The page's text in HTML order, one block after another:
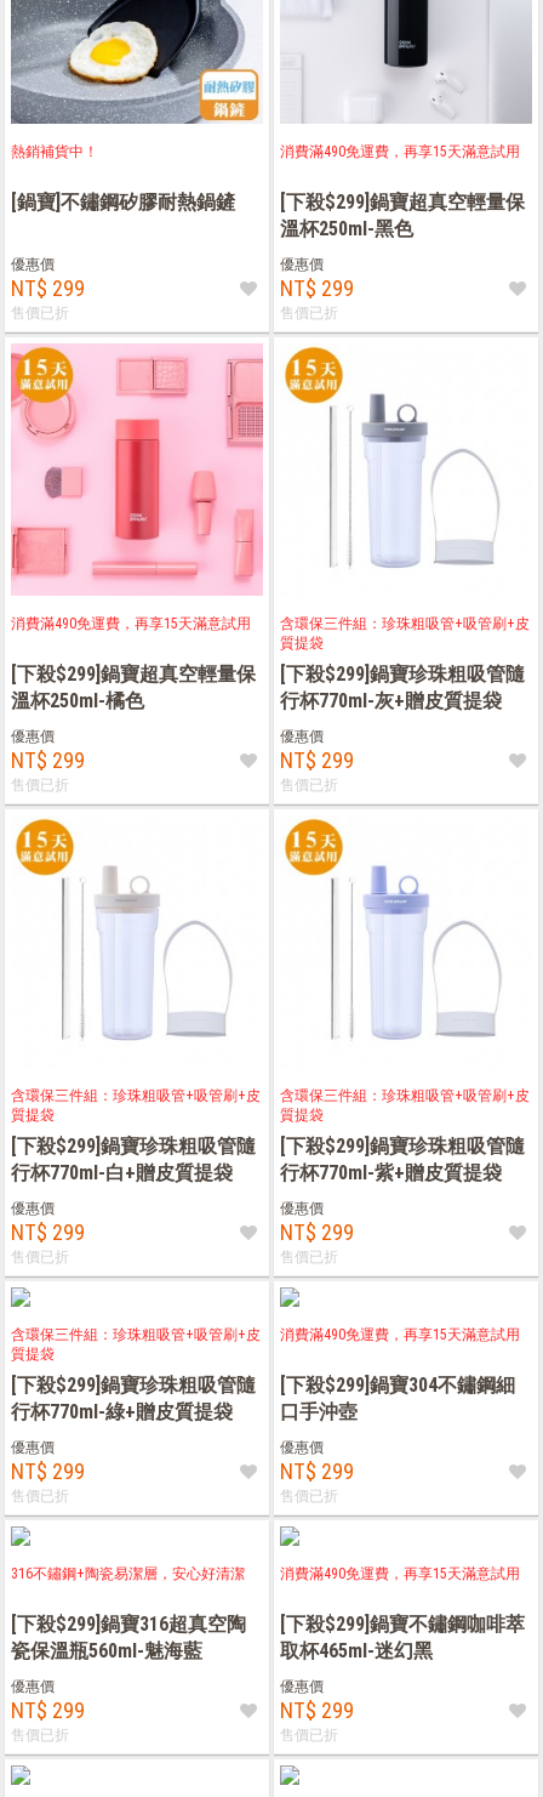
熱銷補貨中！
[鍋寶]不鏽鋼矽膠耐熱鍋鏟
優惠價
NT$ 299
售價已折
消費滿490免運費，再享15天滿意試用
[下殺$299]鍋寶超真空輕量保
溫杯250ml-黑色
優惠價
NT$ 299
售價已折
消費滿490免運費，再享15天滿意試用
[下殺$299]鍋寶超真空輕量保
溫杯250ml-橘色
優惠價
NT$ 299
售價已折
含環保三件組：珍珠粗吸管+吸管刷+皮
質提袋
[下殺$299]鍋寶珍珠粗吸管隨
行杯770ml-灰+贈皮質提袋
優惠價
NT$ 299
售價已折
含環保三件組：珍珠粗吸管+吸管刷+皮
質提袋
[下殺$299]鍋寶珍珠粗吸管隨
行杯770ml-白+贈皮質提袋
優惠價
NT$ 299
售價已折
含環保三件組：珍珠粗吸管+吸管刷+皮
質提袋
[下殺$299]鍋寶珍珠粗吸管隨
行杯770ml-紫+贈皮質提袋
優惠價
NT$ 299
售價已折
含環保三件組：珍珠粗吸管+吸管刷+皮
質提袋
[下殺$299]鍋寶珍珠粗吸管隨
行杯770ml-綠+贈皮質提袋
優惠價
NT$ 299
售價已折
消費滿490免運費，再享15天滿意試用
[下殺$299]鍋寶304不鏽鋼細
口手沖壺
優惠價
NT$ 299
售價已折
316不鏽鋼+陶瓷易潔層，安心好清潔
[下殺$299]鍋寶316超真空陶
瓷保溫瓶560ml-魅海藍
優惠價
NT$ 299
售價已折
消費滿490免運費，再享15天滿意試用
[下殺$299]鍋寶不鏽鋼咖啡萃
取杯465ml-迷幻黑
優惠價
NT$ 299
售價已折